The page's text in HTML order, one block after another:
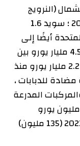
(النرويج
أطلقت 670 مليون يورو في أبريل 2025 ؛ سويد 1.6
أيضًا إلى
حد كبير في هذا الجهد ، حيث تم فتح 4.5 مليار يورو بين
يناير وأبريل 2025. وقد حشدت فرنسا 2.2 مليار يورو منذ
للدبابات ،
المدرعة
والذخائر. هذا يضع باريس بمعدل 505 مليون يورو
شهريًا ، أكثر من 2024 (101 مليون) ، 2023 (135 مليون)